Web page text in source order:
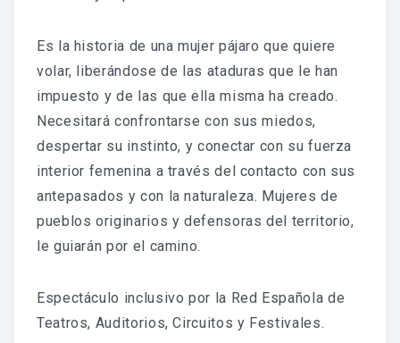
EDICIÓN 2024
EDICIÓN 2025
TURISMO
LUGARES DE INTERÉS
HOSTELERÍA
ALOJAMIENTO
APARCAMIENTO
Es la historia de una mujer pájaro que quiere
volar, liberándose de las ataduras que le han
impuesto y de las que ella misma ha creado.
Necesitará confrontarse con sus miedos,
despertar su instinto, y conectar con su fuerza
interior femenina a través del contacto con sus
antepasados y con la naturaleza. Mujeres de
pueblos originarios y defensoras del territorio,
le guiarán por el camino.
​Espectáculo inclusivo por la Red Española de
Teatros, Auditorios, Circuitos y Festivales.